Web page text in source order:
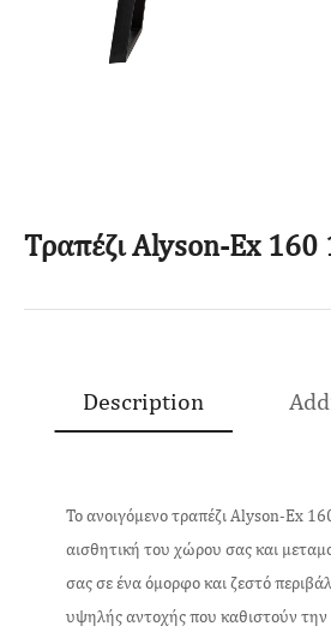
Τραπέζι Alyson-Ex
Description
Το ανοιγόμενο τραπέζι Alyson-Ex
αισθητική του χώρου σας και
σας σε ένα όμορφο και ζεστό
υψηλής αντοχής που καθιστούν